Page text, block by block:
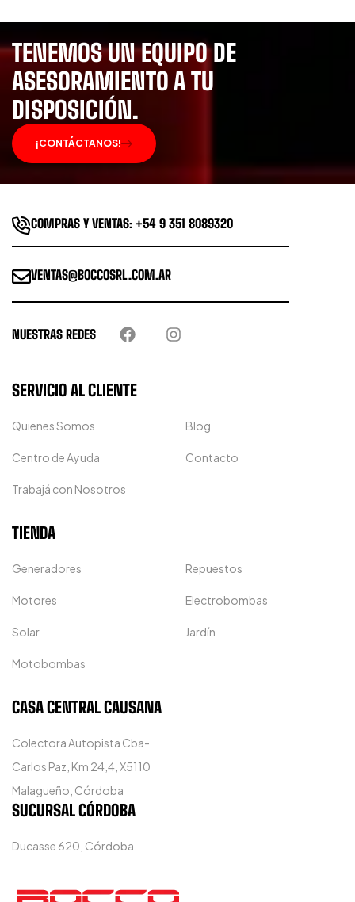
TENEMOS UN EQUIPO DE
ASESORAMIENTO A TU
DISPOSICIÓN.
¡CONTÁCTANOS!
COMPRAS Y VENTAS: +54 9 351 8089320
VENTAS@BOCCOSRL.COM.AR
NUESTRAS REDES
SERVICIO AL CLIENTE
Quienes Somos Blog
Centro de Ayuda Contacto
Trabajá con Nosotros
TIENDA
Generadores Repuestos
Motores Electrobombas
Solar Jardín
Motobombas
CASA CENTRAL CAUSANA
Colectora Autopista Cba-
Carlos Paz, Km 24,4, X5110
Malagueño, Córdoba
SUCURSAL CÓRDOBA
Ducasse 620, Córdoba.